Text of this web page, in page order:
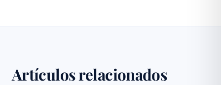
Artículos relacionados